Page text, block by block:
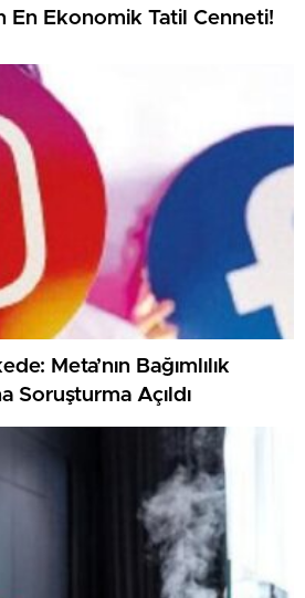
En Ekonomik Tatil Cenneti!
Meta’nın Bağımlılık
Soruşturma Açıldı